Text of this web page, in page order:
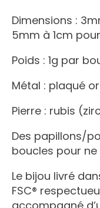
Dimensions :
5mm à 1cm
Poids : 1g par
Métal : plaqué or
Pierre : rubis
Des papillons/
boucles pour
Le bijou livré
FSC®